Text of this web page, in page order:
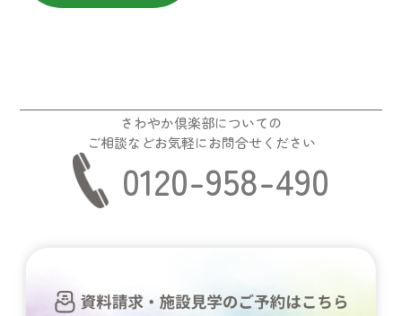
さわやか倶楽部についての
ご相談などお気軽にお問合せください
0120-958-490